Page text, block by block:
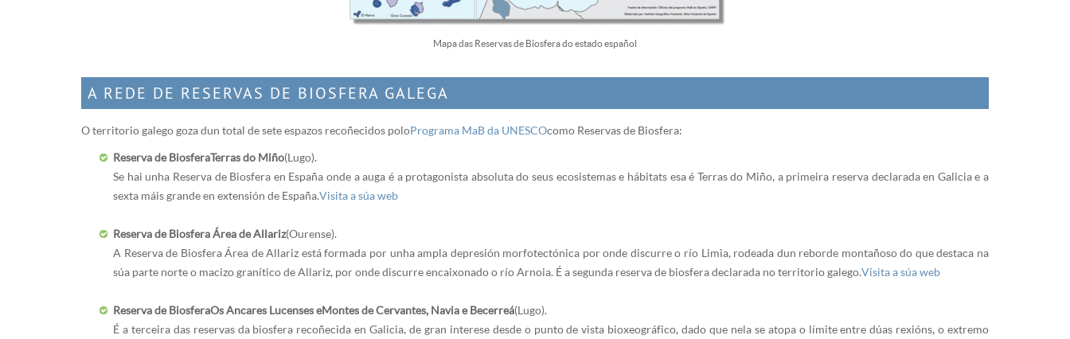
Mapa das Reservas de Biosfera do estado español
A REDE DE RESERVAS DE BIOSFERA GALEGA
O territorio galego goza dun total de sete espazos recoñecidos poloPrograma MaB da UNESCOcomo Reservas de Biosfera:
Reserva de Biosfera Terras do Miño(Lugo).
Se hai unha Reserva de Biosfera en España onde a auga é a protagonista absoluta do seus ecosistemas e hábitats esa é Terras do Miño, a primeira reserva declarada en Galicia e a
sexta máis grande en extensión de España.Visita a súa web
Reserva de Biosfera Área de Allariz(Ourense).
A Reserva de Biosfera Área de Allariz está formada por unha ampla depresión morfotectónica por onde discurre o río Limia, rodeada dun reborde montañoso do que destaca na
súa parte norte o macizo granítico de Allariz, por onde discurre encaixonado o río Arnoia. É a segunda reserva de biosfera declarada no territorio galego.Visita a súa web
Reserva de Biosfera Os Ancares Lucenses e Montes de Cervantes, Navia e Becerreá(Lugo).
É a terceira das reservas da biosfera recoñecida en Galicia, de gran interese desde o punto de vista bioxeográfico, dado que nela se atopa o límite entre dúas rexións, o extremo